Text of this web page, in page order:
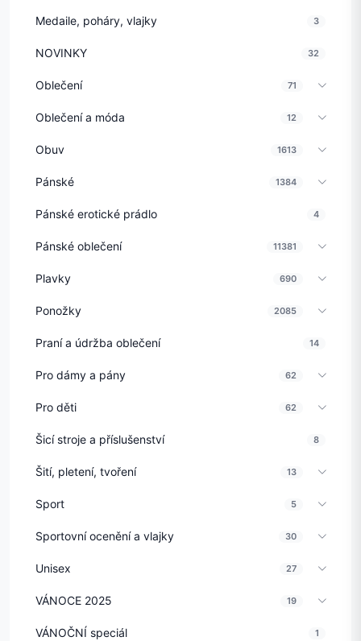
Medaile, poháry, vlajky 3
NOVINKY 32
Oblečení 71
Oblečení a móda 12
Obuv 1613
Pánské 1384
Pánské erotické prádlo 4
Pánské oblečení 11381
Plavky 690
Ponožky 2085
Praní a údržba oblečení 14
Pro dámy a pány 62
Pro děti 62
Šicí stroje a příslušenství 8
Šití, pletení, tvoření 13
Sport 5
Sportovní ocenění a vlajky 30
Unisex 27
VÁNOCE 2025 19
VÁNOČNÍ speciál 1